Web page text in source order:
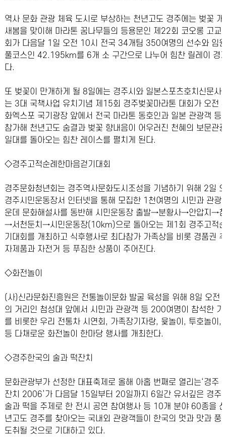
역사 문화 관광 체육 도시로 부상하는 천년고도 경주에는 벚꽃
새봄을 맞이해 마라톤 꿈나무들의 등용문인 제22회 코오롱 고교
회가 다음달 1일 오전 10시 전국 34개팀 350여명의 선수와 임
풀코스인 42.195km를 6개 소 구간으로 나누어 힘찬 릴레이 경
다.
또 벚꽃이 만개하게 될 8일에는 경주시와 일본스포츠호치신문사
는 3대 국책사업 유치기념 제15회 경주벚꽃마라톤 대회가 오전
화엑스포 국기광장 앞에서 전국 마라톤 동호인과 일본 관광객 등
참가해 천년고도 숨결과 벚꽃 향내음이 어우러진 천혜의 보문관
일대를 돌아오는 힘찬 레이스를 펼치게 된다.
◇경주고적순례한마음걷기대회
경주문화청년회는 경주역사문화도시조성을 기념하기 위해 2일
경주시민운동장서 인터넷을 통해 모집한 1천여명의 시민과 관광
운데 문화해설사를 동반해 시민운동장 출발→분황사→안압지→
→서천둔치→시민운동장(10km)으로 돌아오는 제1회 경주고적
기대회를 개최하고 식후행사로 최다참가 가족상을 비롯 경품권
자제품과 자전거 등 푸짐한 상품이 주어진다.
◇화전놀이
(사)신라문화진흥원은 전통놀이문화 발굴 육성을 위해 8일 오전
의 거리인 첨성대 앞에서 시민과 관광객 등 200여명이 참석한 가
를 비롯한 우리 전통차 시연회, 가족장기자랑, 윷놀이, 투호놀이,
등 다채로운 화전놀이 한마당 행사를 개최한다.
◇경주한국의 술과 떡잔치
문화관광부가 선정한 대표축제로 올해 아홉 번째로 열리는‘경주
잔치 2006’가 다음달 15일부터 20일까지 6일간 유서깊은 경주
술과 떡을 주제로 한 전시 공연 참여행사 등 10개 분야 60종을
년고도 경주를 찾아오는 국내외 관광객들이 한국의 멋과 맛과 풍
도취될 것으로 기대하고 있다.